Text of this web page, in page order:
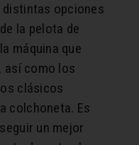
distintas opciones
la pelota de
máquina que
así como los
clásicos
colchoneta. Es
un mejor